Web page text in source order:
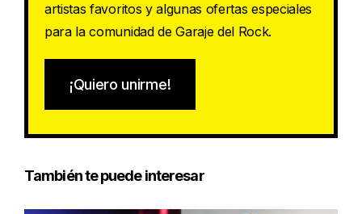
artistas favoritos y algunas ofertas especiales
para la comunidad de Garaje del Rock.
¡Quiero unirme!
También te puede interesar